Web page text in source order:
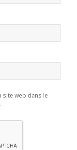
site web dans le